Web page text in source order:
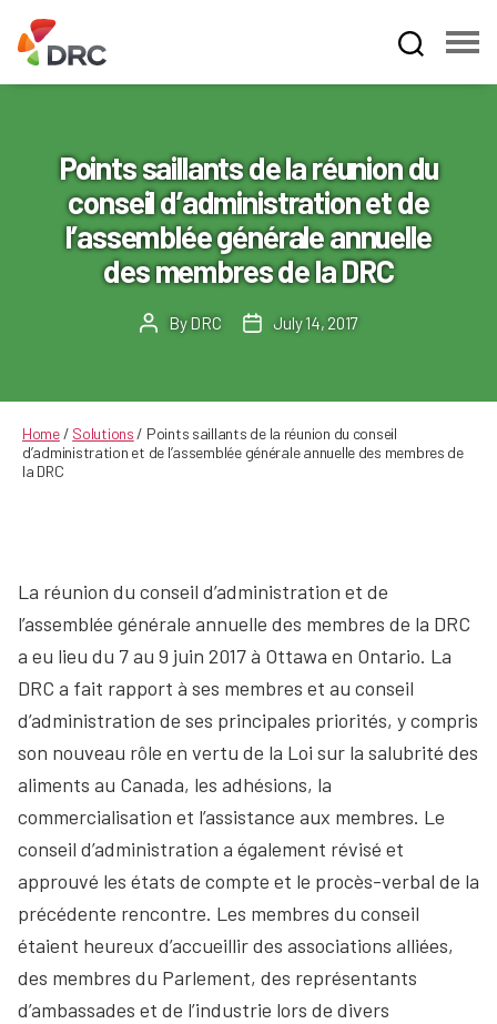
Dispute
Resolution
Corporation
Points saillants de la réunion du
conseil d’administration et de
l’assemblée générale annuelle
des membres de la DRC
PostBy DRC
PostJuly 14, 2017
Home/ Solutions / Points saillants de la réunion du conseil
d’administration et de l’assemblée générale annuelle des membres de
la DRC
La réunion du conseil d’administration et de
l’assemblée générale annuelle des membres de la DRC
a eu lieu du 7 au 9 juin 2017 à Ottawa en Ontario. La
DRC a fait rapport à ses membres et au conseil
d’administration de ses principales priorités, y compris
son nouveau rôle en vertu de la Loi sur la salubrité des
aliments au Canada, les adhésions, la
commercialisation et l’assistance aux membres. Le
conseil d’administration a également révisé et
approuvé les états de compte et le procès-verbal de la
précédente rencontre. Les membres du conseil
étaient heureux d’accueillir des associations alliées,
des membres du Parlement, des représentants
d’ambassades et de l’industrie lors de divers